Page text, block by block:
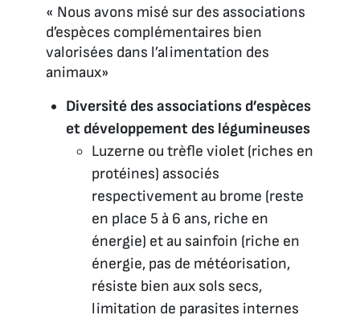
« Nous avons misé sur des associations
d’espèces complémentaires bien
valorisées dans l’alimentation des
animaux»
Diversité des associations d’espèces
et développement des légumineuses
Luzerne ou trèfle violet (riches en
protéines) associés
respectivement au brome (reste
en place 5 à 6 ans, riche en
énergie) et au sainfoin (riche en
énergie, pas de météorisation,
résiste bien aux sols secs,
limitation de parasites internes